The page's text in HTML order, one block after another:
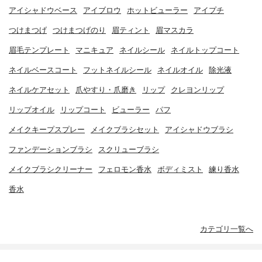
アイシャドウベース アイブロウ ホットビューラー アイプチ
つけまつげ つけまつげのり 眉ティント 眉マスカラ
眉毛テンプレート マニキュア ネイルシール ネイルトップコート
ネイルベースコート フットネイルシール ネイルオイル 除光液
ネイルケアセット 爪やすり・爪磨き リップ クレヨンリップ
リップオイル リップコート ビューラー パフ
メイクキープスプレー メイクブラシセット アイシャドウブラシ
ファンデーションブラシ スクリューブラシ
メイクブラシクリーナー フェロモン香水 ボディミスト 練り香水
香水
カテゴリ一覧へ